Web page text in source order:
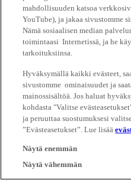
mahdollisuuden katsoa
YouTube), ja jakaa sivustomme
Nämä sosiaalisen median
toimintaasi Internetissä, ja he
tarkoituksiinsa.
Hyväksymällä kaikki evästeet,
sivustomme ominaisuudet ja
mainossisältöä. Jos haluat
kohdasta "Valitse
ja peruuttaa suostumuksesi
”Evästeasetukset”. Lue lisää
Näytä enemmän
Näytä vähemmän